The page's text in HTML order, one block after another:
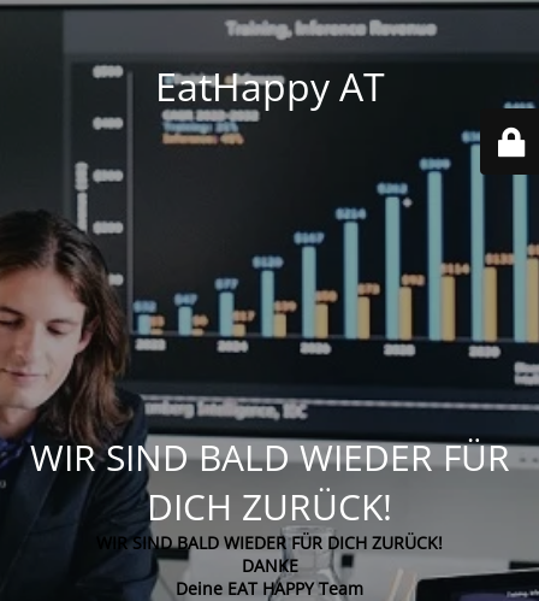
EatHappy AT
WIR SIND BALD WIEDER FÜR
DICH ZURÜCK!
WIR SIND BALD WIEDER FÜR DICH ZURÜCK!
DANKE
Deine EAT HAPPY Team